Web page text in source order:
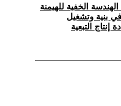
الهندسة الخفية للهيمنة
بنية وتشغيل
إنتاج التبعية